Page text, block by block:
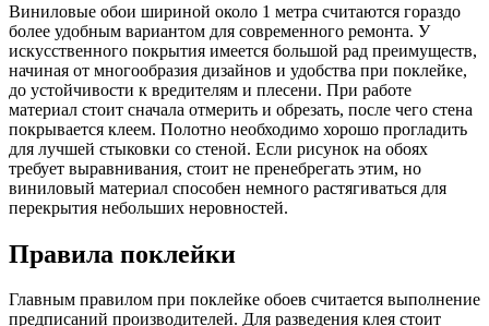
Виниловые обои шириной около 1 метра считаются гораздо
более удобным вариантом для современного ремонта. У
искусственного покрытия имеется большой рад преимуществ,
начиная от многообразия дизайнов и удобства при поклейке,
до устойчивости к вредителям и плесени. При работе
материал стоит сначала отмерить и обрезать, после чего стена
покрывается клеем. Полотно необходимо хорошо прогладить
для лучшей стыковки со стеной. Если рисунок на обоях
требует выравнивания, стоит не пренебрегать этим, но
виниловый материал способен немного растягиваться для
перекрытия небольших неровностей.
Правила поклейки
Главным правилом при поклейке обоев считается выполнение
предписаний производителей. Для разведения клея стоит